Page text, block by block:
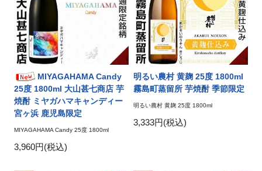
MIYAGAHAMA Candy
25度 1800ml 大山甚七商店 芋
焼酎 ミヤガハマキャンディー
宮ヶ浜 鹿児島限定
MIYAGAHAMA Candy 25度 1800ml
3,960円(税込)
明るい農村 黄麹 25度 1800ml
霧島町蒸留所 芋焼酎 季節限定
明るい農村 黄麹 25度 1800ml
3,333円(税込)